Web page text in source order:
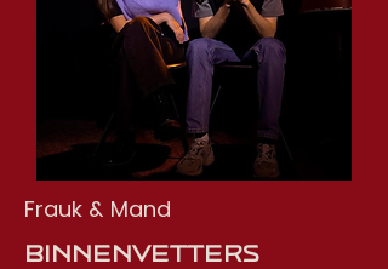
Frauk & Mand
Binnenvetters